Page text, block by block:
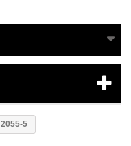
2055-5